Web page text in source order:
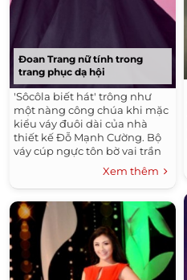
Đoan Trang nữ tính trong
trang phục dạ hội
'Sôcôla biết hát' trông như
một nàng công chúa khi mặc
kiểu váy đuôi dài của nhà
thiết kế Đỗ Mạnh Cường. Bộ
váy cúp ngực tôn bờ vai trần
của nữ ca sĩ. Sau khi lấy
chồng, Đoan Trang đẹp mặn...
Xem thêm